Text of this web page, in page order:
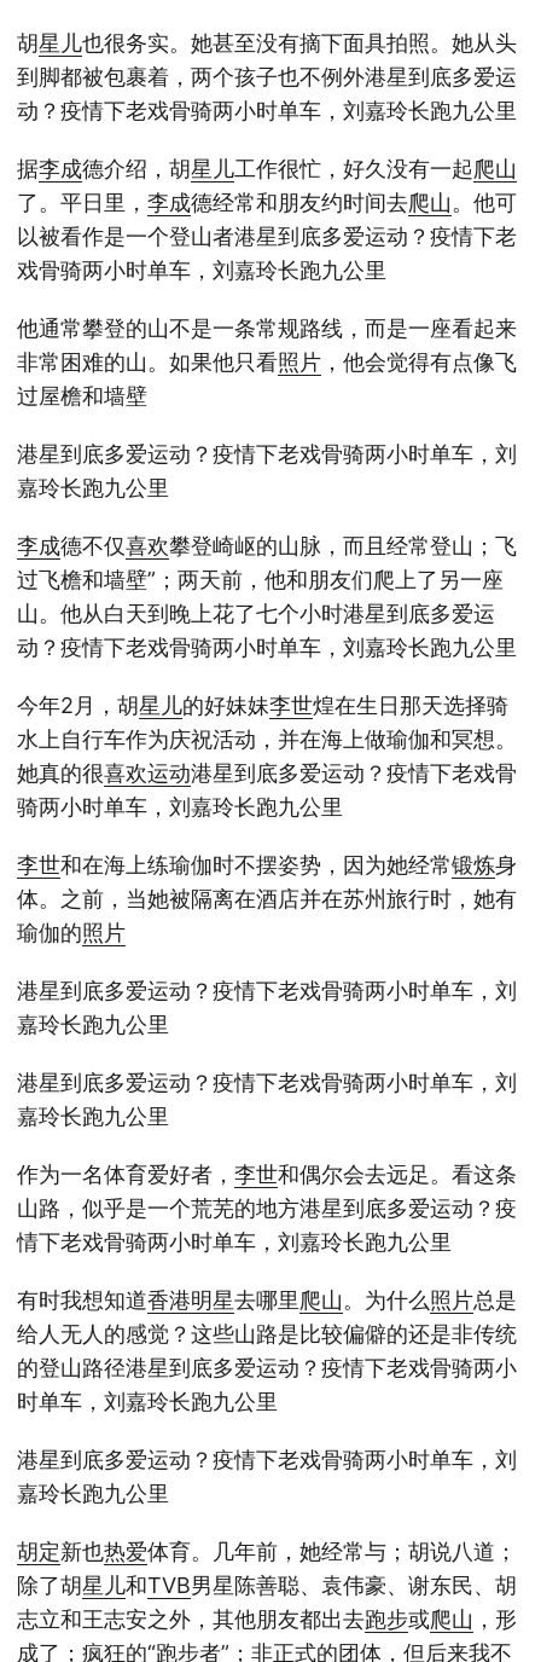
胡星儿也很务实。她甚至没有摘下面具拍照。她从头
到脚都被包裹着，两个孩子也不例外港星到底多爱运
动？疫情下老戏骨骑两小时单车，刘嘉玲长跑九公里
据李成德介绍，胡星儿工作很忙，好久没有一起爬山
了。平日里， 李成德经常和朋友约时间去爬山。他可
以被看作是一个登山者港星到底多爱运动？疫情下老
戏骨骑两小时单车，刘嘉玲长跑九公里
他通常攀登的山不是一条常规路线，而是一座看起来
非常困难的山。如果他只看照片 ，他会觉得有点像飞
过屋檐和墙壁
港星到底多爱运动？疫情下老戏骨骑两小时单车，刘
嘉玲长跑九公里
李成德不仅喜欢攀登崎岖的山脉，而且经常登山；飞
过飞檐和墙壁”；两天前，他和朋友们爬上了另一座
山。他从白天到晚上花了七个小时港星到底多爱运
动？疫情下老戏骨骑两小时单车，刘嘉玲长跑九公里
今年2月，胡星儿的好妹妹李世煌在生日那天选择骑
水上自行车作为庆祝活动，并在海上做瑜伽和冥想。
她真的很喜欢运动港星到底多爱运动？疫情下老戏骨
骑两小时单车，刘嘉玲长跑九公里
李世和在海上练瑜伽时不摆姿势，因为她经常锻炼身
体。之前，当她被隔离在酒店并在苏州旅行时，她有
瑜伽的照片
港星到底多爱运动？疫情下老戏骨骑两小时单车，刘
嘉玲长跑九公里
港星到底多爱运动？疫情下老戏骨骑两小时单车，刘
嘉玲长跑九公里
作为一名体育爱好者， 李世和偶尔会去远足。看这条
山路，似乎是一个荒芜的地方港星到底多爱运动？疫
情下老戏骨骑两小时单车，刘嘉玲长跑九公里
有时我想知道香港明星去哪里爬山。为什么照片总是
给人无人的感觉？这些山路是比较偏僻的还是非传统
的登山路径港星到底多爱运动？疫情下老戏骨骑两小
时单车，刘嘉玲长跑九公里
港星到底多爱运动？疫情下老戏骨骑两小时单车，刘
嘉玲长跑九公里
胡定新也热爱体育。几年前，她经常与；胡说八道；
除了胡星儿和TVB男星陈善聪、袁伟豪、谢东民、胡
志立和王志安之外，其他朋友都出去跑步或爬山 ，形
成了；疯狂的“跑步者”；非正式的团体，但后来我不